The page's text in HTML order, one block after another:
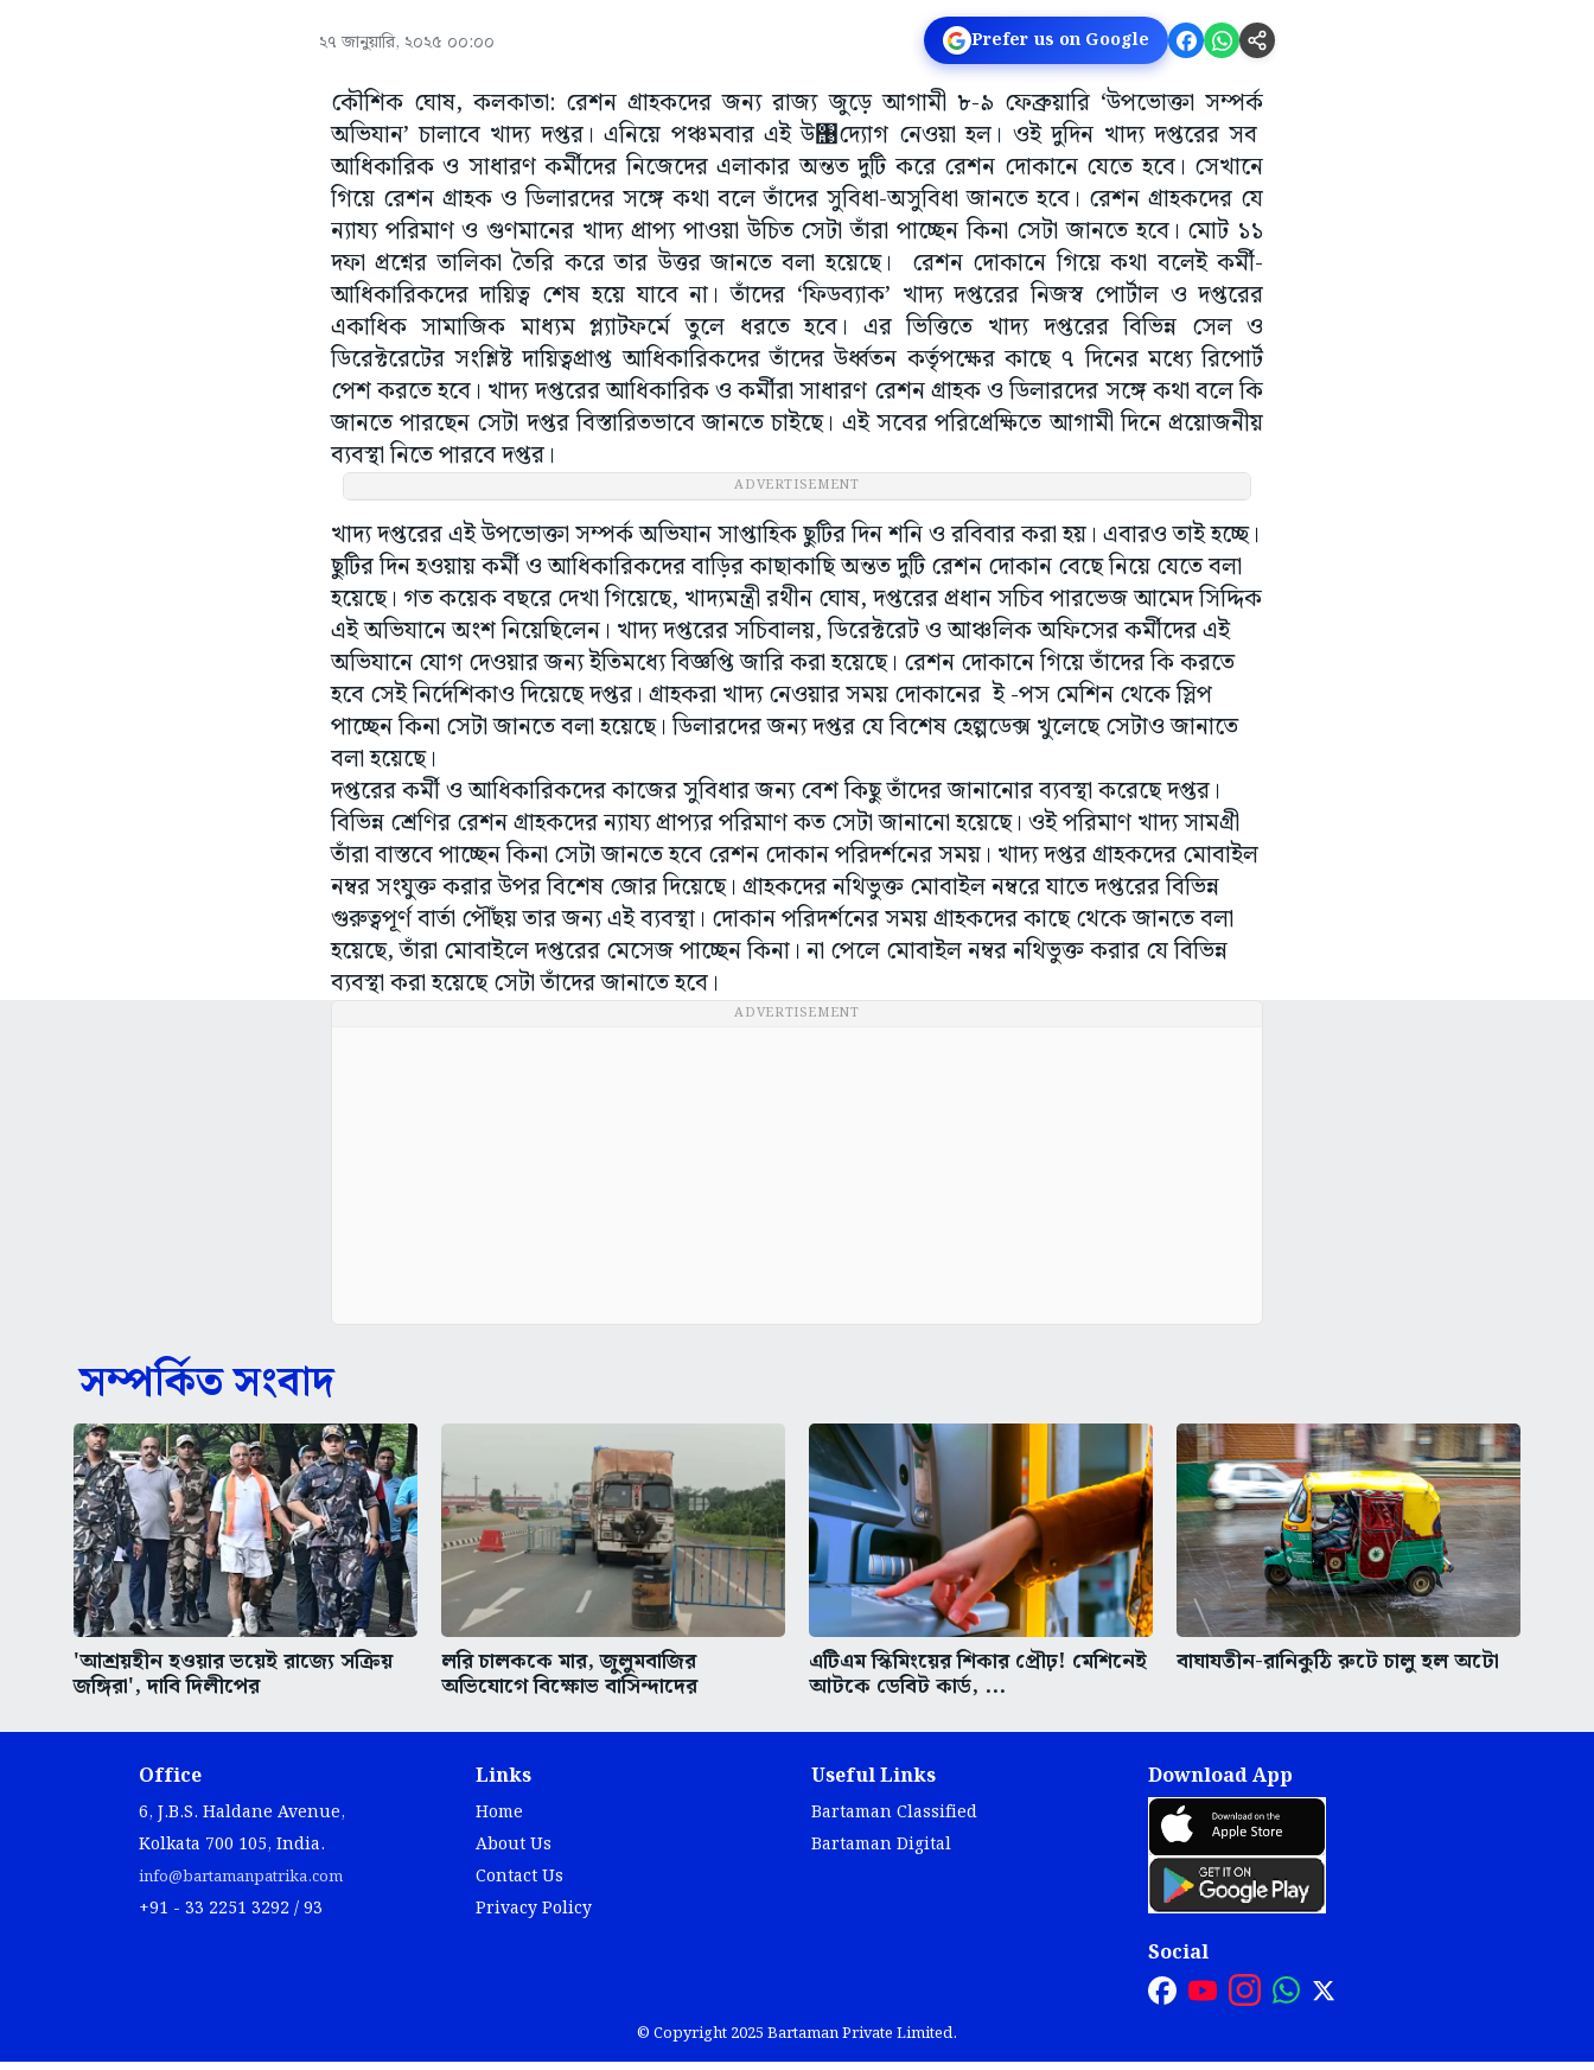
২৭ জানুয়ারি, ২০২৫ ০০:০০ Prefer us on Google
কৌশিক ঘোষ, কলকাতা: রেশন গ্রাহকদের জন্য রাজ্য জুড়ে আগামী ৮-৯ ফেব্রুয়ারি ‘উপভোক্তা সম্পর্ক
অভিযান’ চালাবে খাদ্য দপ্তর। এনিয়ে পঞ্চমবার এই উ঩দ্যোগ নেওয়া হল। ওই দুদিন খাদ্য দপ্তরের সব
আধিকারিক ও সাধারণ কর্মীদের নিজেদের এলাকার অন্তত দুটি করে রেশন দোকানে যেতে হবে। সেখানে
গিয়ে রেশন গ্রাহক ও ডিলারদের সঙ্গে কথা বলে তাঁদের সুবিধা-অসুবিধা জানতে হবে। রেশন গ্রাহকদের যে
ন্যায্য পরিমাণ ও গুণমানের খাদ্য প্রাপ্য পাওয়া উচিত সেটা তাঁরা পাচ্ছেন কিনা সেটা জানতে হবে। মোট ১১
দফা প্রশ্নের তালিকা তৈরি করে তার উত্তর জানতে বলা হয়েছে। রেশন দোকানে গিয়ে কথা বলেই কর্মী-
আধিকারিকদের দায়িত্ব শেষ হয়ে যাবে না। তাঁদের ‘ফিডব্যাক’ খাদ্য দপ্তরের নিজস্ব পোর্টাল ও দপ্তরের
একাধিক সামাজিক মাধ্যম প্ল্যাটফর্মে তুলে ধরতে হবে। এর ভিত্তিতে খাদ্য দপ্তরের বিভিন্ন সেল ও
ডিরেক্টরেটের সংশ্লিষ্ট দায়িত্বপ্রাপ্ত আধিকারিকদের তাঁদের উর্ধ্বতন কর্তৃপক্ষের কাছে ৭ দিনের মধ্যে রিপোর্ট
পেশ করতে হবে। খাদ্য দপ্তরের আধিকারিক ও কর্মীরা সাধারণ রেশন গ্রাহক ও ডিলারদের সঙ্গে কথা বলে কি
জানতে পারছেন সেটা দপ্তর বিস্তারিতভাবে জানতে চাইছে। এই সবের পরিপ্রেক্ষিতে আগামী দিনে প্রয়োজনীয়
ব্যবস্থা নিতে পারবে দপ্তর।
ADVERTISEMENT
খাদ্য দপ্তরের এই উপভোক্তা সম্পর্ক অভিযান সাপ্তাহিক ছুটির দিন শনি ও রবিবার করা হয়। এবারও তাই হচ্ছে।
ছুটির দিন হওয়ায় কর্মী ও আধিকারিকদের বাড়ির কাছাকাছি অন্তত দুটি রেশন দোকান বেছে নিয়ে যেতে বলা
হয়েছে। গত কয়েক বছরে দেখা গিয়েছে, খাদ্যমন্ত্রী রথীন ঘোষ, দপ্তরের প্রধান সচিব পারভেজ আমেদ সিদ্দিক
এই অভিযানে অংশ নিয়েছিলেন। খাদ্য দপ্তরের সচিবালয়, ডিরেক্টরেট ও আঞ্চলিক অফিসের কর্মীদের এই
অভিযানে যোগ দেওয়ার জন্য ইতিমধ্যে বিজ্ঞপ্তি জারি করা হয়েছে। রেশন দোকানে গিয়ে তাঁদের কি করতে
হবে সেই নির্দেশিকাও দিয়েছে দপ্তর। গ্রাহকরা খাদ্য নেওয়ার সময় দোকানের ই -পস মেশিন থেকে স্লিপ
পাচ্ছেন কিনা সেটা জানতে বলা হয়েছে। ডিলারদের জন্য দপ্তর যে বিশেষ হেল্পডেক্স খুলেছে সেটাও জানাতে
বলা হয়েছে।
দপ্তরের কর্মী ও আধিকারিকদের কাজের সুবিধার জন্য বেশ কিছু তাঁদের জানানোর ব্যবস্থা করেছে দপ্তর।
বিভিন্ন শ্রেণির রেশন গ্রাহকদের ন্যায্য প্রাপ্যর পরিমাণ কত সেটা জানানো হয়েছে। ওই পরিমাণ খাদ্য সামগ্রী
তাঁরা বাস্তবে পাচ্ছেন কিনা সেটা জানতে হবে রেশন দোকান পরিদর্শনের সময়। খাদ্য দপ্তর গ্রাহকদের মোবাইল
নম্বর সংযুক্ত করার উপর বিশেষ জোর দিয়েছে। গ্রাহকদের নথিভুক্ত মোবাইল নম্বরে যাতে দপ্তরের বিভিন্ন
গুরুত্বপূর্ণ বার্তা পৌঁছয় তার জন্য এই ব্যবস্থা। দোকান পরিদর্শনের সময় গ্রাহকদের কাছে থেকে জানতে বলা
হয়েছে, তাঁরা মোবাইলে দপ্তরের মেসেজ পাচ্ছেন কিনা। না পেলে মোবাইল নম্বর নথিভুক্ত করার যে বিভিন্ন
ব্যবস্থা করা হয়েছে সেটা তাঁদের জানাতে হবে।
ADVERTISEMENT
সম্পর্কিত সংবাদ
'আশ্রয়হীন হওয়ার ভয়েই রাজ্যে সক্রিয়
জঙ্গিরা', দাবি দিলীপের
লরি চালককে মার, জুলুমবাজির
অভিযোগে বিক্ষোভ বাসিন্দাদের
এটিএম স্কিমিংয়ের শিকার প্রৌঢ়! মেশিনেই
আটকে ডেবিট কার্ড, ...
বাঘাযতীন-রানিকুঠি রুটে চালু হল অটো
Office
6, J.B.S. Haldane Avenue,
Kolkata 700 105, India.
info@bartamanpatrika.com
+91 - 33 2251 3292 / 93
Links
Home
About Us
Contact Us
Privacy Policy
Useful Links
Bartaman Classified
Bartaman Digital
Download App
Social
© Copyright 2025 Bartaman Private Limited.